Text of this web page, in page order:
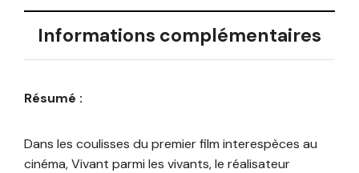
Informations complémentaires
Résumé :
Dans les coulisses du premier film interespèces au
cinéma, Vivant parmi les vivants, le réalisateur